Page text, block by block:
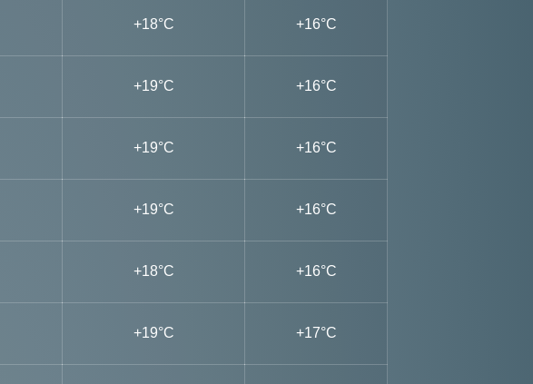
+18°C +16°C
+19°C +16°C
+19°C +16°C
+19°C +16°C
+18°C +16°C
+19°C +17°C